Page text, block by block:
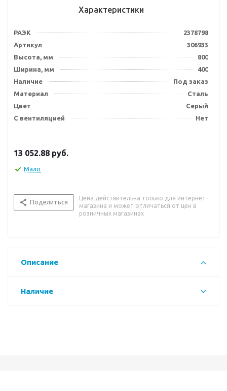
Характеристики
РАЭК
2378798
Артикул
306933
Высота, мм
800
Ширина, мм
400
Наличие
Под заказ
Материал
Сталь
Цвет
Серый
С вентиляцией
Нет
13 052.88 руб.
Мало
Поделиться
Цена действительна только для интернет-
магазина и может отличаться от цен в
розничных магазинах
Описание
Наличие